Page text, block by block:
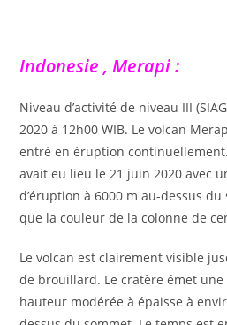
Indonesie , Merapi :
Niveau d’activité de niveau III
2020 à 12h00 WIB. Le volcan
entré en éruption
avait eu lieu le 21 juin 2020 avec
d’éruption à 6000 m au-dessus
que la couleur de la colonne de
Le volcan est clairement visible
de brouillard. Le cratère émet
hauteur modérée à épaisse à